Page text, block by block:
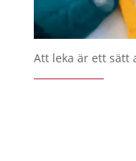
Att leka är ett sätt